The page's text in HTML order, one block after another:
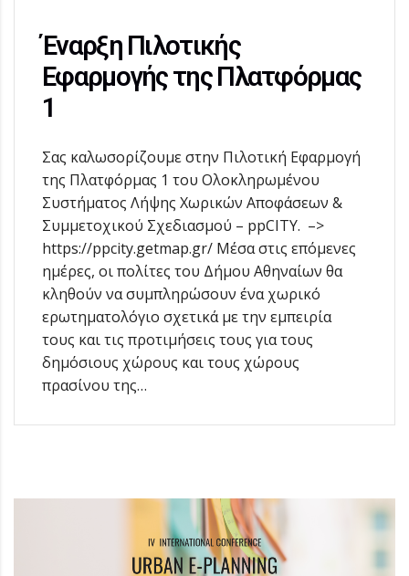
Έναρξη Πιλοτικής
Εφαρμογής της Πλατφόρμας
1
Σας καλωσορίζουμε στην Πιλοτική Εφαρμογή
της Πλατφόρμας 1 του Ολοκληρωμένου
Συστήματος Λήψης Χωρικών Αποφάσεων &
Συμμετοχικού Σχεδιασμού – ppCITY. –>
https://ppcity.getmap.gr/ Μέσα στις επόμενες
ημέρες, οι πολίτες του Δήμου Αθηναίων θα
κληθούν να συμπληρώσουν ένα χωρικό
ερωτηματολόγιο σχετικά με την εμπειρία
τους και τις προτιμήσεις τους για τους
δημόσιους χώρους και τους χώρους
πρασίνου της…